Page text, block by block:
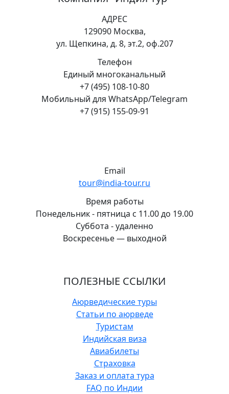
АДРЕС
129090 Москва,
ул. Щепкина, д. 8, эт.2, оф.207
Телефон
Единый многоканальный
+7 (495) 108-10-80
Мобильный для WhatsApp/Telegram
+7 (915) 155-09-91
Email
tour@india-tour.ru
Время работы
Понедельник - пятница с 11.00 до 19.00
Суббота - удаленно
Воскресенье — выходной
ПОЛЕЗНЫЕ ССЫЛКИ
Аюрведические туры
Статьи по аюрведе
Туристам
Индийская виза
Авиабилеты
Страховка
Заказ и оплата тура
FAQ по Индии